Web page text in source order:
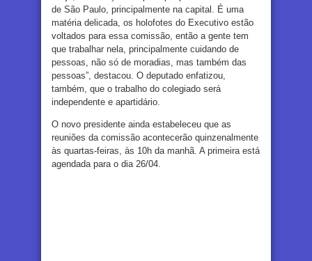
de São Paulo, principalmente na capital. É uma
matéria delicada, os holofotes do Executivo estão
voltados para essa comissão, então a gente tem
que trabalhar nela, principalmente cuidando de
pessoas, não só de moradias, mas também das
pessoas”, destacou. O deputado enfatizou,
também, que o trabalho do colegiado será
independente e apartidário.
O novo presidente ainda estabeleceu que as
reuniões da comissão acontecerão quinzenalmente
às quartas-feiras, às 10h da manhã. A primeira está
agendada para o dia 26/04.